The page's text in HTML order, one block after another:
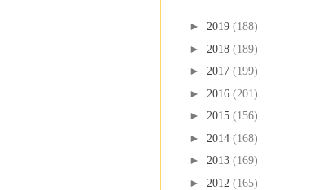
► 2019 (188)
► 2018 (189)
► 2017 (199)
► 2016 (201)
► 2015 (156)
► 2014 (168)
► 2013 (169)
► 2012 (165)